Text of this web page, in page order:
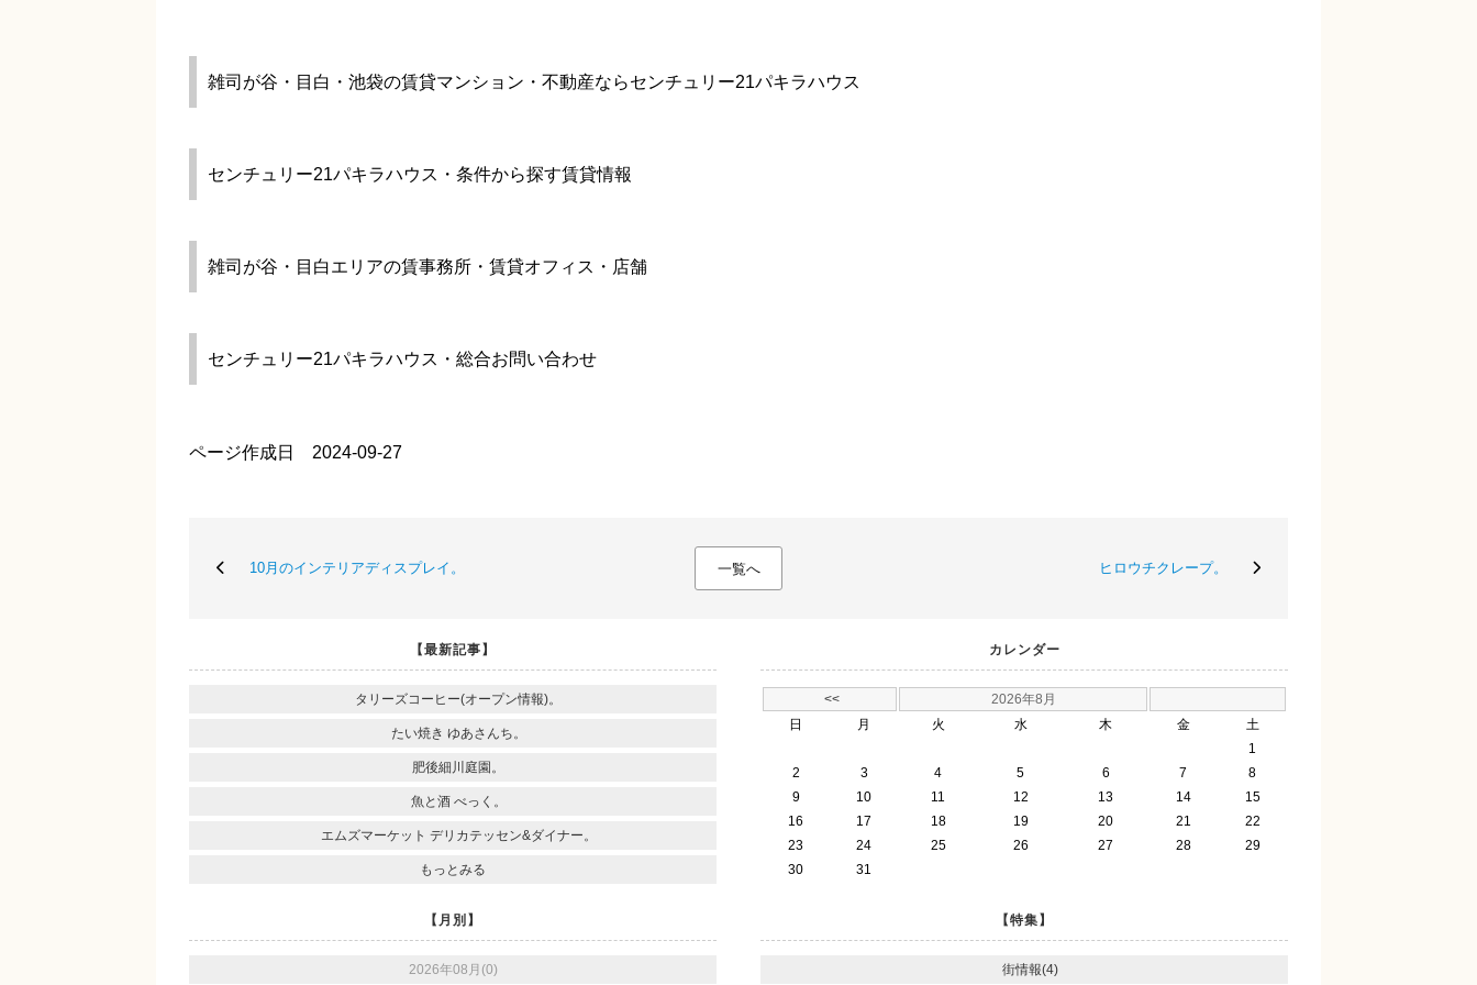
雑司が谷・目白・池袋の賃貸マンション・不動産ならセンチュリー21パキラハウス
センチュリー21パキラハウス・条件から探す賃貸情報
雑司が谷・目白エリアの賃事務所・賃貸オフィス・店舗
センチュリー21パキラハウス・総合お問い合わせ
ページ作成日 2024-09-27
10月のインテリアディスプレイ。 一覧へ ヒロウチクレープ。
【最新記事】
タリーズコーヒー(オープン情報)。
たい焼き ゆあさんち。
肥後細川庭園。
魚と酒 べっく。
エムズマーケット デリカテッセン&ダイナー。
もっとみる
カレンダー
<<
2026年8月
日
月 火 水 木 金
土
1
2
3 4 5 6 7
8
9
10 11 12 13 14
15
16
17 18 19 20 21
22
23
24 25 26 27 28
29
30
31
【月別】
2026年08月(0)
【特集】
街情報(4)